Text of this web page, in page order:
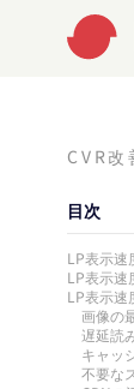
CVR
目次
LP表示速
LP表示速
LP表示速
画像の
遅延読
キャッ
不要な